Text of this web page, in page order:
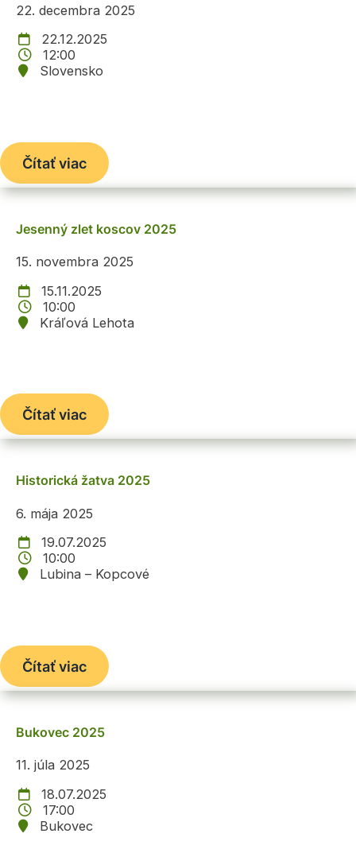
22. decembra 2025
22.12.2025
12:00
Slovensko
Čítať viac
Jesenný zlet koscov 2025
15. novembra 2025
15.11.2025
10:00
Kráľová Lehota
Čítať viac
Historická žatva 2025
6. mája 2025
19.07.2025
10:00
Lubina – Kopcové
Čítať viac
Bukovec 2025
11. júla 2025
18.07.2025
17:00
Bukovec